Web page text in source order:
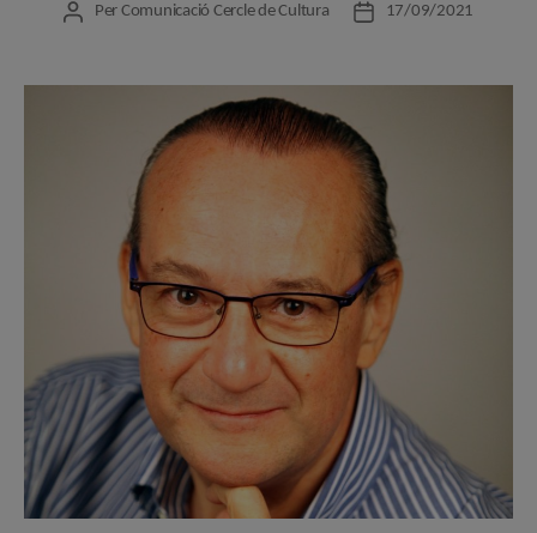
Autor
Per Comunicació Cercle de Cultura
Data17/09/2021